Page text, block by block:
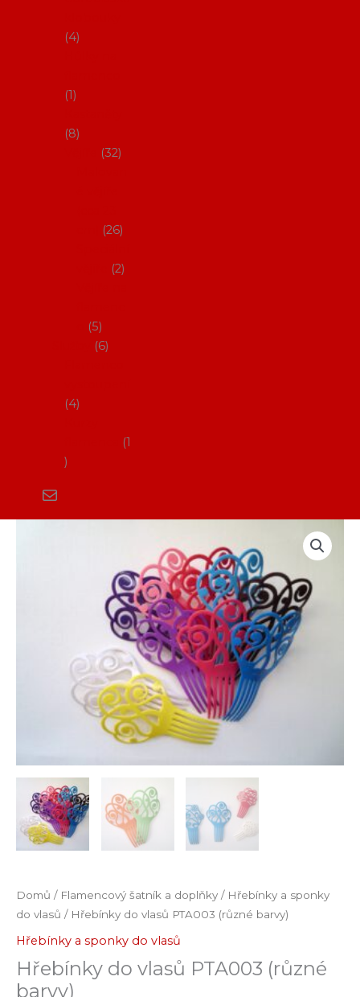
4
1
8
32
26
2
5
6
4
1
Domů / Flamencový šatník a doplňky / Hřebínky a sponky
do vlasů / Hřebínky do vlasů PTA003 (různé barvy)
Hřebínky a sponky do vlasů
Hřebínky do vlasů PTA003 (různé
barvy)